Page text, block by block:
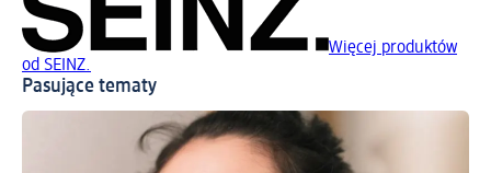
Więcej produktów
od SEINZ.
Pasujące tematy